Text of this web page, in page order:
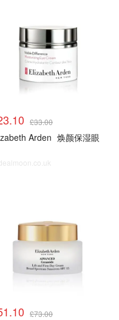
£33.00
Arden 焕颜保湿眼
£73.00